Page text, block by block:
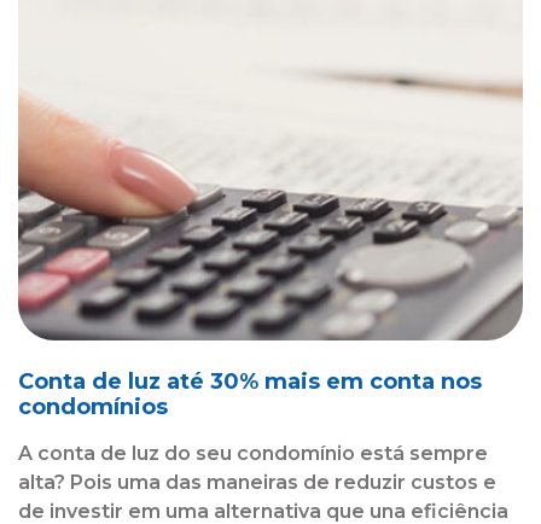
Conta de luz até 30% mais em conta nos
condomínios
A conta de luz do seu condomínio está sempre
alta? Pois uma das maneiras de reduzir custos e
de investir em uma alternativa que una eficiência